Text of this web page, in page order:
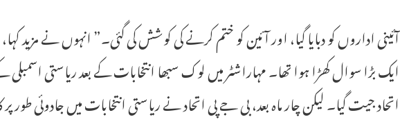
آئینی اداروں کو دبایا گیا، اور آئین کو ختم کرنے کی کوشش کی گئی۔” انہوں نے
ایک بڑا سوال کھڑا ہوا تھا۔ مہاراشٹر میں لوک سبھا انتخابات کے بعد ریاستی
اتحاد جیت گیا۔ لیکن چار ماہ بعد، بی جے پی اتحاد نے ریاستی انتخابات میں جادوئی طور